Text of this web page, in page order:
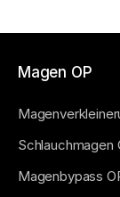
Magen OP
Schlauchmagen
Magenbypass